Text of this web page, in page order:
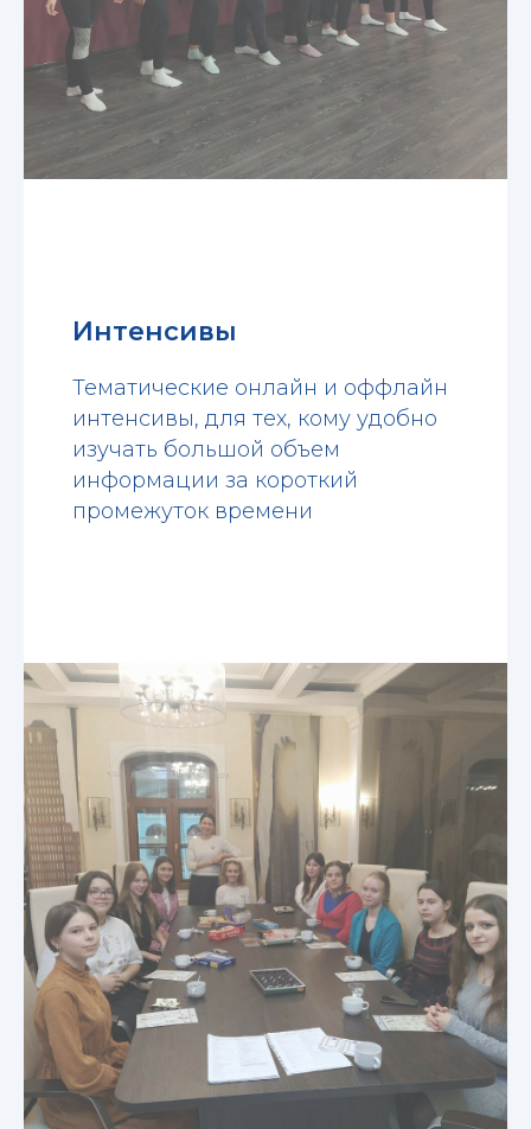
Интенсивы
Тематические онлайн и оффлайн
интенсивы, для тех, кому удобно
изучать большой объем
информации за короткий
промежуток времени